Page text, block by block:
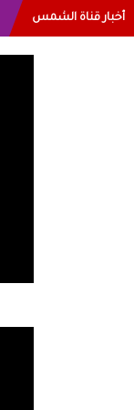
أخبار قناة الشمس